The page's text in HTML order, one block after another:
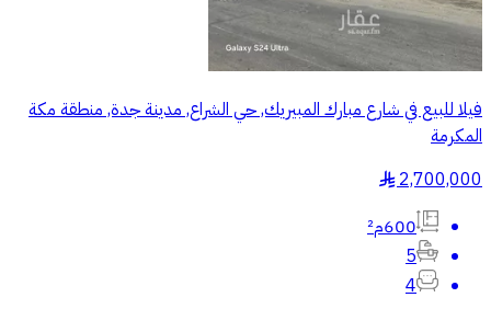
فيلا للبيع في شارع مبارك المبيريك, حي الشراع, مدينة جدة, منطقة مكة
المكرمة
2,700,000
§
600م²
5
4